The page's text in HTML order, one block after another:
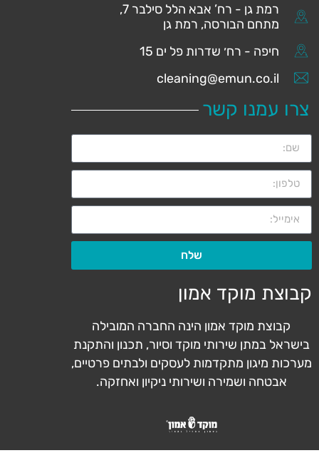
רמת גן - רח’ אבא הלל סילבר 7,
מתחם הבורסה, רמת גן
חיפה - רח׳ שדרות פל ים 15
cleaning@emun.co.il
צרו עמנו קשר
שלח
קבוצת מוקד אמון
קבוצת מוקד אמון הינה החברה המובילה
בישראל במתן שירותי מוקד וסיור, תכנון והתקנת
מערכות מיגון מתקדמות לעסקים ולבתים פרטיים,
אבטחה ושמירה ושירותי ניקיון ואחזקה.